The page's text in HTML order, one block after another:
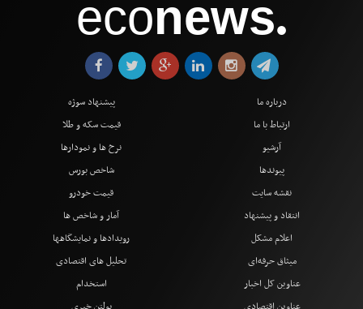
econews●
درباره ما
ارتباط با ما
آرشیو
پیوندها
نقشه سایت
انتقاد و پیشنهاد
اعلام مشکل
میثاق حرفه‌ای
پیشنهاد سوژه
قیمت سکه و طلا
نرخ ها و نمودارها
شاخص بورس
قیمت خودرو
آمار و شاخص ها
رویدادها و نمایشگاهها
تحلیل های اقتصادی
عناوین کل اخبار
استخدام